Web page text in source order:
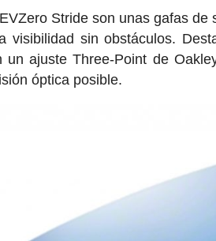
Stride son unas gafas
visibilidad sin obstáculos.
un ajuste Three-Point de
óptica posible.